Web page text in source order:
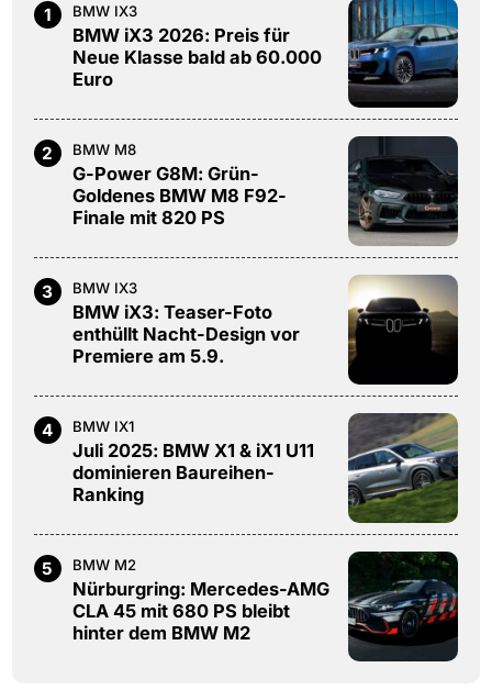
1 BMW IX3
BMW iX3 2026: Preis für
Neue Klasse bald ab 60.000
Euro
2 BMW M8
G-Power G8M: Grün-
Goldenes BMW M8 F92-
Finale mit 820 PS
3 BMW IX3
BMW iX3: Teaser-Foto
enthüllt Nacht-Design vor
Premiere am 5.9.
4 BMW IX1
Juli 2025: BMW X1 & iX1 U11
dominieren Baureihen-
Ranking
5 BMW M2
Nürburgring: Mercedes-AMG
CLA 45 mit 680 PS bleibt
hinter dem BMW M2